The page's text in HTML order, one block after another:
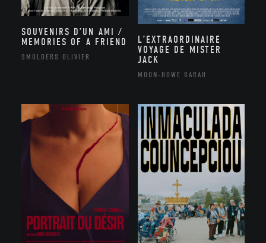
SOUVENIRS D’UN AMI /
MEMORIES OF A FRIEND
SMOLDERS OLIVIER
L’EXTRAORDINAIRE
VOYAGE DE MISTER
JACK
MOON-HOWE SARAH